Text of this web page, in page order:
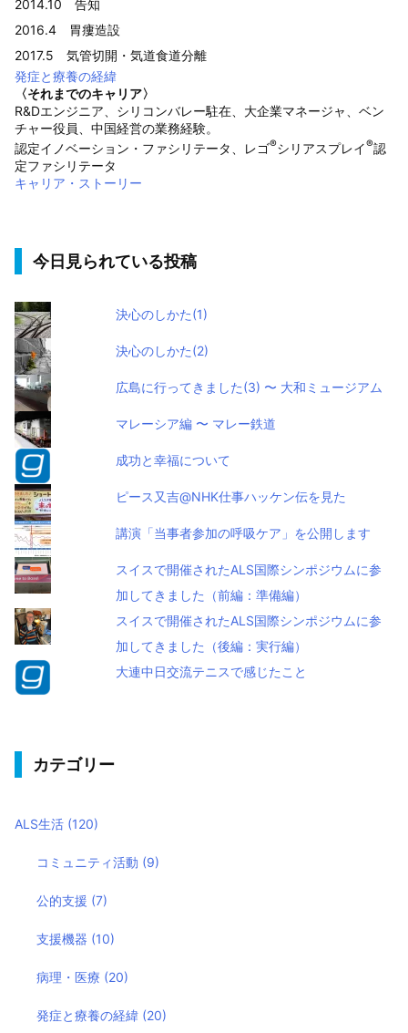
2014.10 告知
2016.4 胃瘻造設
2017.5 気管切開・気道食道分離
発症と療養の経緯
〈それまでのキャリア〉
R&Dエンジニア、シリコンバレー駐在、大企業マネージャ、ベン
チャー役員、中国経営の業務経験。
認定イノベーション・ファシリテータ、レゴ®シリアスプレイ®認
定ファシリテータ
キャリア・ストーリー
今日見られている投稿
決心のしかた(1)
決心のしかた(2)
広島に行ってきました(3) 〜 大和ミュージアム
マレーシア編 〜 マレー鉄道
成功と幸福について
ピース又吉@NHK仕事ハッケン伝を見た
講演「当事者参加の呼吸ケア」を公開します
スイスで開催されたALS国際シンポジウムに参
加してきました（前編：準備編）
スイスで開催されたALS国際シンポジウムに参
加してきました（後編：実行編）
大連中日交流テニスで感じたこと
カテゴリー
ALS生活 (120)
コミュニティ活動 (9)
公的支援 (7)
支援機器 (10)
病理・医療 (20)
発症と療養の経緯 (20)